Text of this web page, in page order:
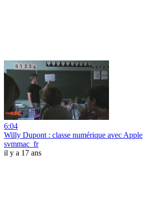
6:04
Willy Dupont : classe numérique avec Apple
svmmac_fr
il y a 17 ans